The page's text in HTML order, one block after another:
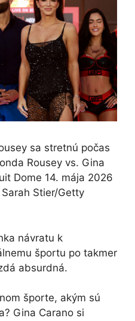
sa stretnú počas
Rousey vs. Gina
Dome 14. mája 2026
Stier/Getty
návratu k
športu po takmer
absurdná.
športe, akým sú
Gina Carano si